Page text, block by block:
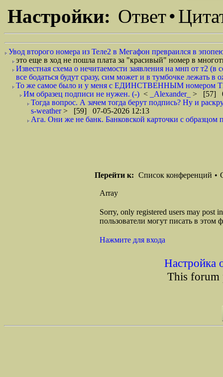
Настройки: Ответ•
Увод второго номера из Теле2 в Мегафон превраился в
это еще в ход не пошла плата за "красивый" номер в
Известная схема о нечитаемости заявления на мнп от т2
все бодаться будут сразу, сим может и в тумбочке лежать
То же самое было и у меня с ЕДИНСТВЕННЫМ номером
Им образец подписи не нужен. (-) < _Alexander_ > [57]
Тогда вопрос. А зачем тогда берут подпись? Ну и
s-weather> [59] 07-05-2026 12:13
Ага. Они же не банк. Банковской карточки с образцом
Перейти к: Список конференций •
Array
Sorry, only registered users may post
пользователи могут писать в этом
Нажмите для входа
Настройка
This